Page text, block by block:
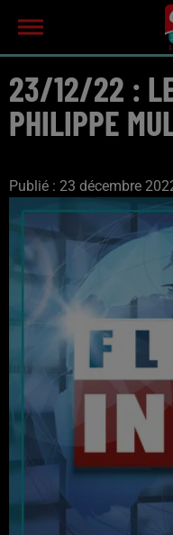
23/12/22 :
PHILIPPE
Publié : 23 décembre